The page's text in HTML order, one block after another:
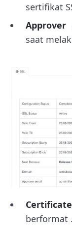
sertifikat
Approver
saat
berformat